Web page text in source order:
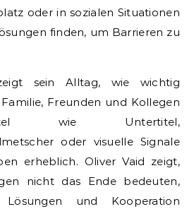
oder in sozialen Situationen
finden, um Barrieren zu
sein Alltag, wie wichtig
Freunden und Kollegen
wie Untertitel,
oder visuelle Signale
erheblich. Oliver Vaid zeigt,
nicht das Ende bedeuten,
und Kooperation